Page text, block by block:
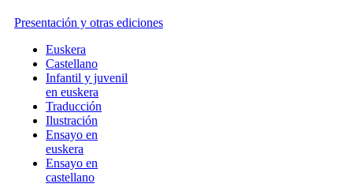
Presentación y otras ediciones
Euskera
Castellano
Infantil y juvenil
en euskera
Traducción
Ilustración
Ensayo en
euskera
Ensayo en
castellano